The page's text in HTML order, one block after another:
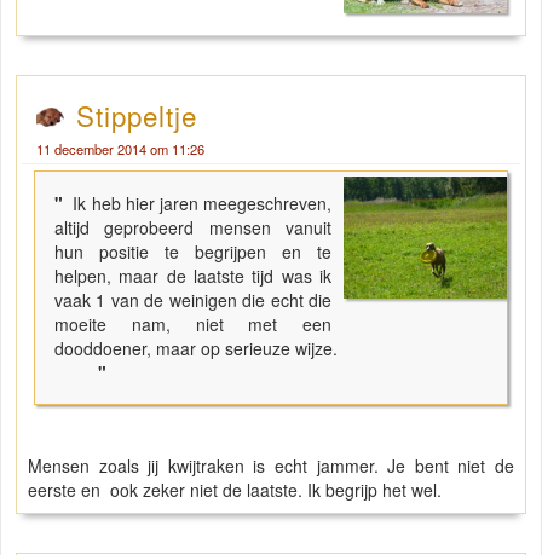
Stippeltje
11 december 2014 om 11:26
" Ik heb hier jaren meegeschreven,
altijd geprobeerd mensen vanuit
hun positie te begrijpen en te
helpen, maar de laatste tijd was ik
vaak 1 van de weinigen die echt die
moeite nam, niet met een
dooddoener, maar op serieuze wijze.
"
Mensen zoals jij kwijtraken is echt jammer. Je bent niet de
eerste en ook zeker niet de laatste. Ik begrijp het wel.